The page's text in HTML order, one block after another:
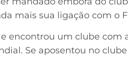
mais sua ligação com o
e encontrou um clube
Se aposentou no